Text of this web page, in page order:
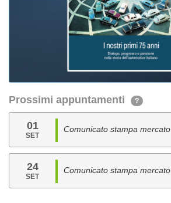
Prossimi appuntamenti ?
01
SET
Comunicato stampa
24
SET
Comunicato stampa